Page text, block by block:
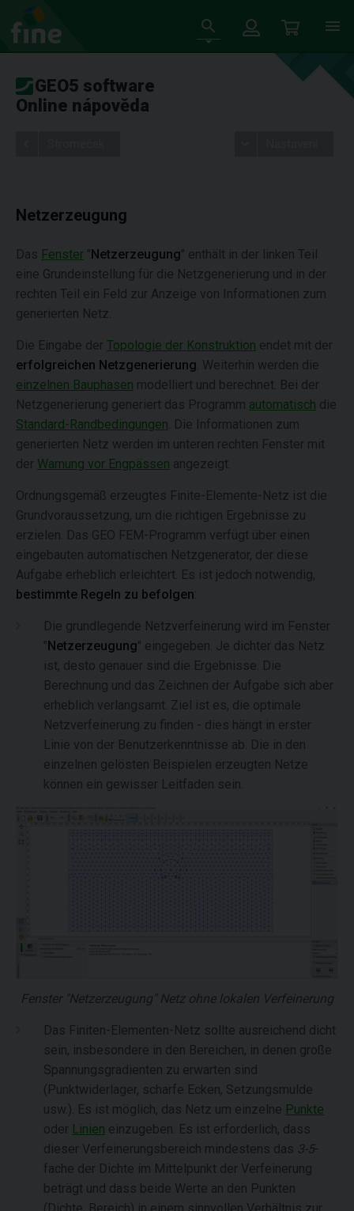
GEO5 software
Online nápověda
Netzerzeugung
Das Fenster "Netzerzeugung" enthält in der linken Teil
eine Grundeinstellung für die Netzgenerierung und in der
rechten Teil ein Feld zur Anzeige von Informationen zum
generierten Netz.
Die Eingabe der Topologie der Konstruktion endet mit der
erfolgreichen Netzgenerierung . Weiterhin werden die
einzelnen Bauphasen modelliert und berechnet. Bei der
Netzgenerierung generiert das Programm automatisch die
Standard-Randbedingungen . Die Informationen zum
generierten Netz werden im unteren rechten Fenster mit
der Warnung vor Engpässen angezeigt.
Ordnungsgemäß erzeugtes Finite-Elemente-Netz ist die
Grundvoraussetzung, um die richtigen Ergebnisse zu
erzielen. Das GEO FEM-Programm verfügt über einen
eingebauten automatischen Netzgenerator, der diese
Aufgabe erheblich erleichtert. Es ist jedoch notwendig,
bestimmte Regeln zu befolgen
Die grundlegende Netzverfeinerung wird im Fenster
"Netzerzeugung" eingegeben. Je dichter das Netz
ist, desto genauer sind die Ergebnisse. Die
Berechnung und das Zeichnen der Aufgabe sich aber
erheblich verlangsamt. Ziel ist es, die optimale
Netzverfeinerung zu finden - dies hängt in erster
Linie von der Benutzerkenntnisse ab. Die in den
einzelnen gelösten Beispielen erzeugten Netze
können ein gewisser Leitfaden sein.
Fenster "Netzerzeugung" Netz ohne lokalen Verfeinerung
Das Finiten-Elementen-Netz sollte ausreichend dicht
sein, insbesondere in den Bereichen, in denen große
Spannungsgradienten zu erwarten sind
(Punktwiderlager, scharfe Ecken, Setzungsmulde
usw.). Es ist möglich, das Netz um einzelne Punkte
oder Linien einzugeben. Es ist erforderlich, dass
dieser Verfeinerungsbereich mindestens das 3-5-
fache der Dichte im Mittelpunkt der Verfeinerung
beträgt und dass beide Werte an den Punkten